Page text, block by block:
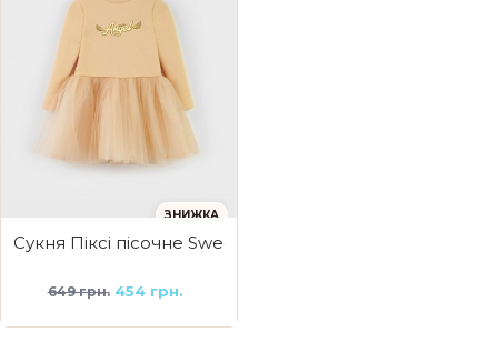
ЗНИЖКА
Сукня Піксі пісочне Sweet angel
649 грн. 454 грн.